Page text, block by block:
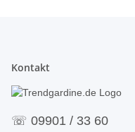
Kontakt
☏ 09901 / 33 60